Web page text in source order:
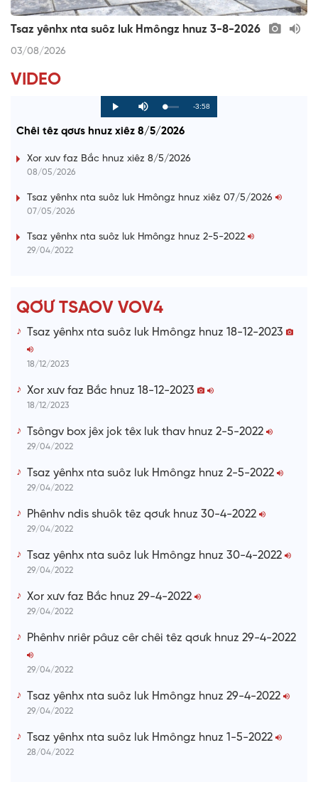
Tsaz yênhx nta suôz luk Hmôngz hnuz 3-8-2026
03/08/2026
VIDEO
P
l
y
M
u
e
L
o
d
0
P
r
g
s
R
i
-3:58
Chêi têz qơưs hnuz xiêz 8/5/2026
Xor xưv faz Bắc hnuz xiêz 8/5/2026
08/05/2026
Tsaz yênhx nta suôz luk Hmôngz hnuz xiêz 07/5/2026
07/05/2026
Tsaz yênhx nta suôz luk Hmôngz hnuz 2-5-2022
29/04/2022
QƠƯ TSAOV VOV4
Tsaz yênhx nta suôz luk Hmôngz hnuz 18-12-2023
18/12/2023
Xor xưv faz Bắc hnuz 18-12-2023
18/12/2023
Tsôngv box jêx jok têx luk thav hnuz 2-5-2022
29/04/2022
Tsaz yênhx nta suôz luk Hmôngz hnuz 2-5-2022
29/04/2022
Phênhv ndis shuôk têz qơưk hnuz 30-4-2022
29/04/2022
Tsaz yênhx nta suôz luk Hmôngz hnuz 30-4-2022
29/04/2022
Xor xưv faz Bắc hnuz 29-4-2022
29/04/2022
Phênhv nriêr pâuz cêr chêi têz qơưk hnuz 29-4-2022
29/04/2022
Tsaz yênhx nta suôz luk Hmôngz hnuz 29-4-2022
29/04/2022
Tsaz yênhx nta suôz luk Hmôngz hnuz 1-5-2022
28/04/2022